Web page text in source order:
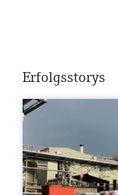
Erfolgsstorys